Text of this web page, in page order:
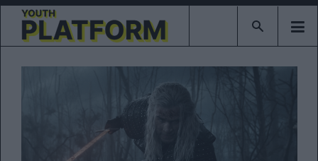
Type 2 or